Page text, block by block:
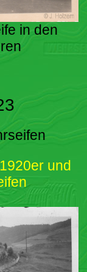
in den
und